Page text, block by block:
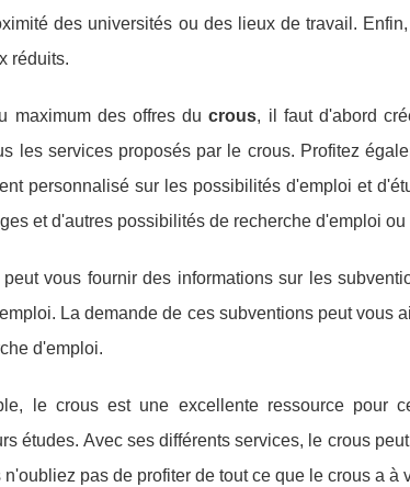
des universités ou des lieux de travail.
réduits.
maximum des offres ducrous, il faut d'abord
les services proposés par le crous. Profitez
personnalisé sur les possibilités d'emploi et
et d'autres possibilités de recherche d'emploi ou
vous fournir des informations sur les
La demande de ces subventions peut vous
d'emploi.
le crous est une excellente ressource pour
études. Avec ses différents services, le crous
pas de profiter de tout ce que le crous a à